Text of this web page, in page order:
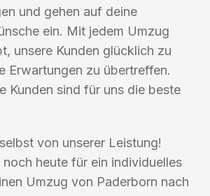
und gehen auf deine
ein. Mit jedem Umzug
unsere Kunden glücklich zu
Erwartungen zu übertreffen.
Kunden sind für uns die beste
von unserer Leistung!
noch heute für ein individuelles
Umzug von Paderborn nach